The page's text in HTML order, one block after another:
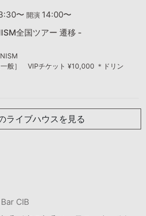
〜 開演 14:00〜
全国ツアー 遷移 -
般］ VIPチケット ¥10,000 ＊ドリン
ライブハウスを見る
CIB